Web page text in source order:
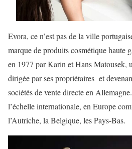
Evora, ce n’est pas de la ville
marque de produits cosmétique haute
en 1977 par Karin et Hans Matousek,
dirigée par ses propriétaires et
sociétés de vente directe en
l’échelle internationale, en Europe
l’Autriche, la Belgique, les Pays-Bas.